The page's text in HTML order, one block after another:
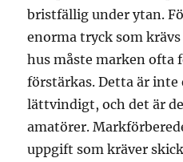
bristfällig under ytan.
enorma tryck som
hus måste marken ofta
förstärkas. Detta är inte
lättvindigt, och det är
amatörer.
uppgift som kräver